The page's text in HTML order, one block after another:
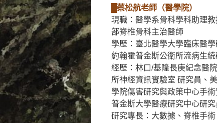
█蔡松航老師（醫學院）
現職：醫學系骨科學科助理
部脊椎骨科主治醫師
學歷：臺北醫學大學臨床醫
約翰霍普金斯公衛所流病生
經歷：林口/基隆長庚紀念醫
所神經資訊實驗室 研究員、
學院傷害研究與政策中心手
普金斯大學醫療研究中心研究
研究專長：大數據、脊椎手